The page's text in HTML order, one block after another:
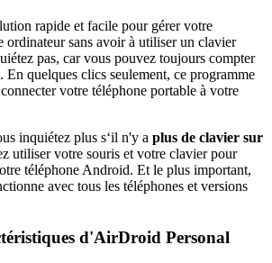
rapide et facile pour gérer votre
ordinateur sans avoir à utiliser un clavier
pas, car vous pouvez toujours compter
. En quelques clics seulement, ce programme
votre téléphone portable à votre
inquiétez plus s‘il n'y a plus de clavier sur
utiliser votre souris et votre clavier pour
téléphone Android. Et le plus important,
avec tous les téléphones et versions
d'AirDroid Personal